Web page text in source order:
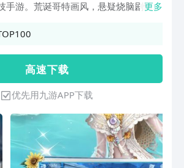
手游。荒诞哥特画风，悬疑烧脑剧情，
将给玩家带来全新的游戏体验。玩家将
托信后，进入恶名昭著的庄园调查一件失
踪案。在进行证据调查过程中，玩家扮演
奥尔菲斯将采用演绎法，对案情进行回
顾。
更多
高 速 下 载
优先用九游APP下载